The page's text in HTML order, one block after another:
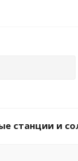
станции и